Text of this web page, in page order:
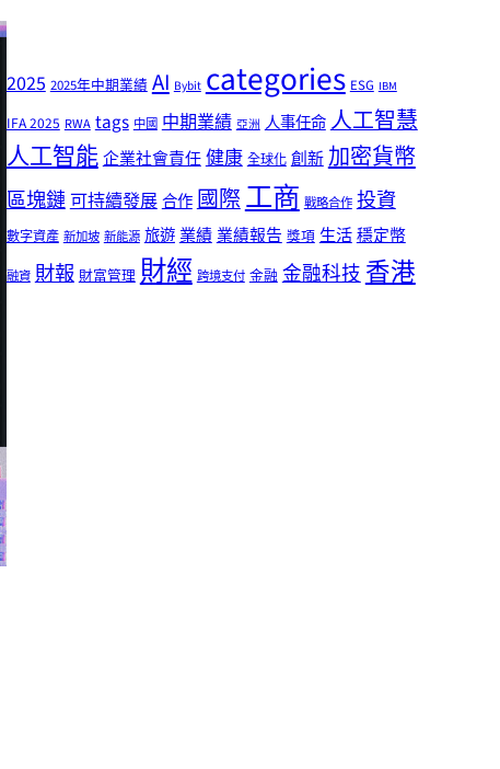
2025 2025年中期業績 AI Bybit categories ESG IBM
IFA 2025 RWA tags 中國 中期業績 亞洲 人事任命人工智慧
人工智能企業社會責任健康 全球化 創新 加密貨幣
區塊鏈可持續發展合作國際工商 戰略合作 投資
數字資產 新加坡 新能源 旅遊業績業績報告 獎項 生活穩定幣
融資 財報 財富管理 財經 跨境支付 金融 金融科技香港